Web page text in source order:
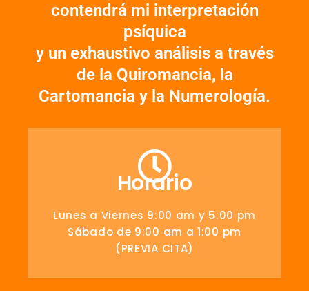
contendrá mi interpretación
psíquica
y un exhaustivo análisis a través
de la Quiromancia, la
Cartomancia y la Numerología.
Horario
Lunes a Viernes 9:00 am y 5:00 pm
Sábado de 9:00 am a 1:00 pm
(PREVIA CITA)